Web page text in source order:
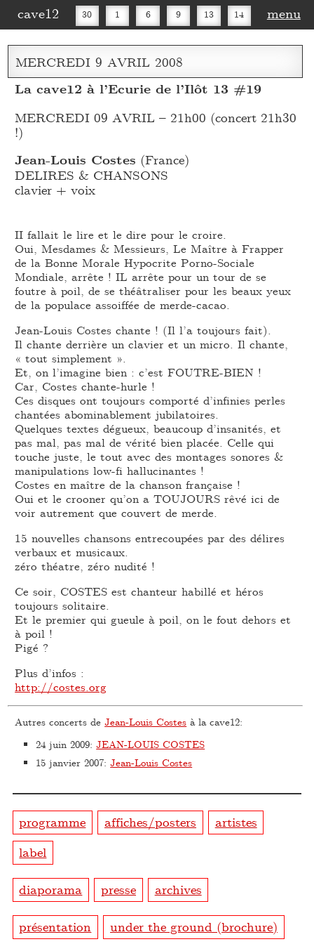
cave12 30 1 6 9 13 14
16 20 27 30
menu
MERCREDI 9 AVRIL 2008
La cave12 à l’Ecurie de l’Ilôt 13 #19
MERCREDI 09 AVRIL – 21h00 (concert 21h30
!)
Jean-Louis Costes (France)
DELIRES & CHANSONS
clavier + voix
II fallait le lire et le dire pour le croire.
Oui, Mesdames & Messieurs, Le Maître à Frapper
de la Bonne Morale Hypocrite Porno-Sociale
Mondiale, arrête ! IL arrête pour un tour de se
foutre à poil, de se théâtraliser pour les beaux yeux
de la populace assoiffée de merde-cacao.
Jean-Louis Costes chante ! (Il l’a toujours fait).
Il chante derrière un clavier et un micro. Il chante,
« tout simplement ».
Et, on l’imagine bien : c’est FOUTRE-BIEN !
Car, Costes chante-hurle !
Ces disques ont toujours comporté d’infinies perles
chantées abominablement jubilatoires.
Quelques textes dégueux, beaucoup d’insanités, et
pas mal, pas mal de vérité bien placée. Celle qui
touche juste, le tout avec des montages sonores &
manipulations low-fi hallucinantes !
Costes en maître de la chanson française !
Oui et le crooner qu’on a TOUJOURS rêvé ici de
voir autrement que couvert de merde.
15 nouvelles chansons entrecoupées par des délires
verbaux et musicaux.
zéro théatre, zéro nudité !
Ce soir, COSTES est chanteur habillé et héros
toujours solitaire.
Et le premier qui gueule à poil, on le fout dehors et
à poil !
Pigé ?
Plus d’infos :
http://costes.org
Autres concerts deJean-Louis Costes à la cave12:
24 juin 2009:JEAN-LOUIS COSTES
15 janvier 2007:Jean-Louis Costes
programme affiches/posters
artistes
label
diaporama presse archives
présentation under the ground (brochure)